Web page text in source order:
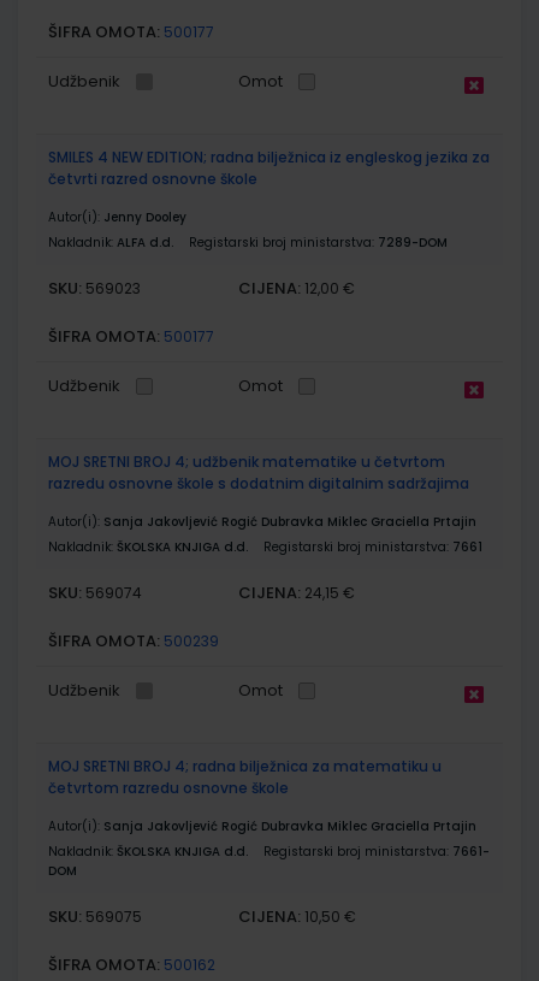
ŠIFRA OMOTA: 500177
Udžbenik Omot
SMILES 4 NEW EDITION; radna bilježnica iz engleskog jezika za
četvrti razred osnovne škole
Autor(i): Jenny Dooley
Nakladnik: ALFA d.d. Registarski broj ministarstva: 7289-DOM
SKU: 569023 CIJENA: 12,00 €
ŠIFRA OMOTA: 500177
Udžbenik Omot
MOJ SRETNI BROJ 4; udžbenik matematike u četvrtom
razredu osnovne škole s dodatnim digitalnim sadržajima
Autor(i): Sanja Jakovljević Rogić Dubravka Miklec Graciella Prtajin
Nakladnik: ŠKOLSKA KNJIGA d.d. Registarski broj ministarstva: 7661
SKU: 569074 CIJENA: 24,15 €
ŠIFRA OMOTA: 500239
Udžbenik Omot
MOJ SRETNI BROJ 4; radna bilježnica za matematiku u
četvrtom razredu osnovne škole
Autor(i): Sanja Jakovljević Rogić Dubravka Miklec Graciella Prtajin
Nakladnik: ŠKOLSKA KNJIGA d.d. Registarski broj ministarstva: 7661-
DOM
SKU: 569075 CIJENA: 10,50 €
ŠIFRA OMOTA: 500162